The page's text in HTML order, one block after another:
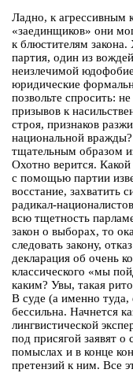
Ладно, к агрессивным
«заединщиков» они
к блюстителям закона.
партия, один из
неизлечимой
юридические
позвольте спросить:
призывов к
строя, признаков
национальной
тщательным образом
Охотно верится.
с помощью партии
восстание, захватить
радикал-
всю тщетность
закон о выборах, то
следовать закону,
декларация об очень
классического «мы
каким? Увы, такая
В суде (а именно туда,
бессильна. Начнется
лингвистической
под присягой заявят
помыслах и в конце
претензий к ним. Все